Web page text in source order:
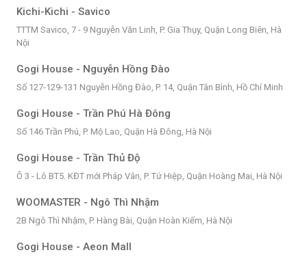
Kichi-Kichi - Savico
TTTM Savico, 7 - 9 Nguyễn Văn Linh, P. Gia Thụy, Quận Long Biên, Hà
Nội
Gogi House - Nguyễn Hồng Đào
Số 127-129-131 Nguyễn Hồng Đào, P. 14, Quận Tân Bình, Hồ Chí Minh
Gogi House - Trần Phú Hà Đông
Số 146 Trần Phú, P. Mộ Lao, Quận Hà Đông, Hà Nội
Gogi House - Trần Thủ Độ
Ô 3 - Lô BT5. KĐT mới Pháp Vân, P. Tứ Hiệp, Quận Hoàng Mai, Hà Nội
WOOMASTER - Ngô Thì Nhậm
2B Ngô Thì Nhậm, P. Hàng Bài, Quận Hoàn Kiếm, Hà Nội
Gogi House - Aeon Mall